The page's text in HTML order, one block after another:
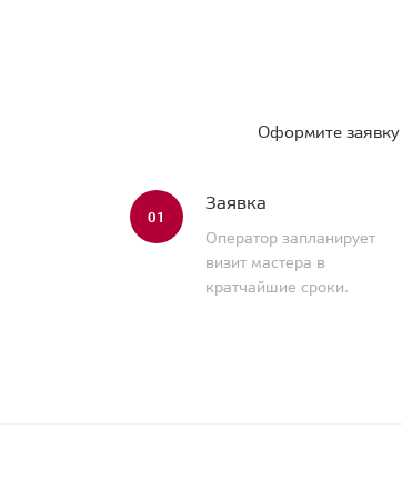
Оформите
01
Заявка
Оператор запланирует
визит мастера в
кратчайшие сроки.